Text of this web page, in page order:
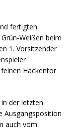
fertigten
Weißen beim
1. Vorsitzender
Hackentor
der letzten
Ausgangsposition
auch vom